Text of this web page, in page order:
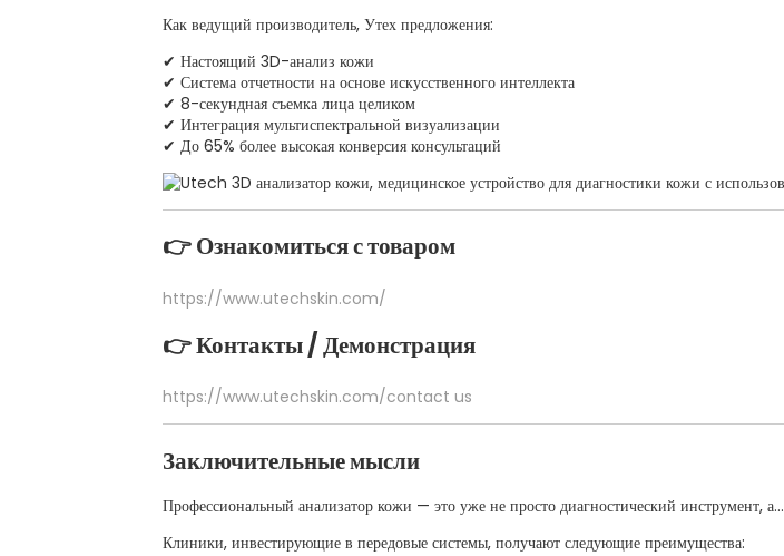
Как ведущий производитель, Утех предложения:
✔ Настоящий 3D-анализ кожи
✔ Система отчетности на основе искусственного интеллекта
✔ 8-секундная съемка лица целиком
✔ Интеграция мультиспектральной визуализации
✔ До 65% более высокая конверсия консультаций
👉 Ознакомиться с товаром
https://www.utechskin.com/
👉 Контакты / Демонстрация
https://www.utechskin.com/contact us
Заключительные мысли
Профессиональный анализатор кожи — это уже не просто диагностический инструмент, а...
Клиники, инвестирующие в передовые системы, получают следующие преимущества: